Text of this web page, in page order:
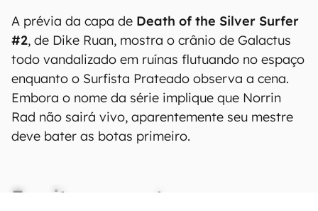
A prévia da capa de Death of the Silver Surfer
#2, de Dike Ruan, mostra o crânio de Galactus
todo vandalizado em ruínas flutuando no espaço
enquanto o Surfista Prateado observa a cena.
Embora o nome da série implique que Norrin
Rad não sairá vivo, aparentemente seu mestre
deve bater as botas primeiro.
Escritor promete nova